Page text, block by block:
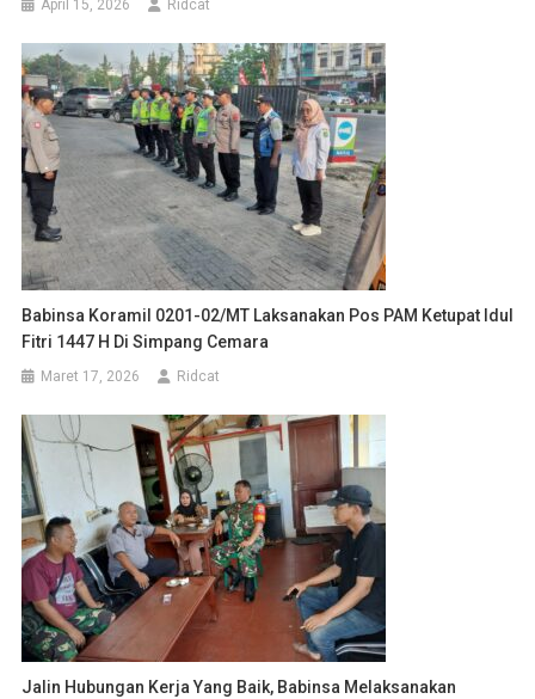
April 15, 2026 Ridcat
Babinsa Koramil 0201-02/MT Laksanakan Pos PAM Ketupat Idul
Fitri 1447 H Di Simpang Cemara
Maret 17, 2026 Ridcat
Jalin Hubungan Kerja Yang Baik, Babinsa Melaksanakan